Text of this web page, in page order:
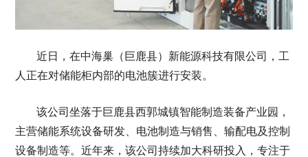
近日，在中海巢（巨鹿县）新能源科技有限公司，工
人正在对储能柜内部的电池簇进行安装。
该公司坐落于巨鹿县西郭城镇智能制造装备产业园，
主营储能系统设备研发、电池制造与销售、输配电及控制
设备制造等。近年来，该公司持续加大科研投入，专注于